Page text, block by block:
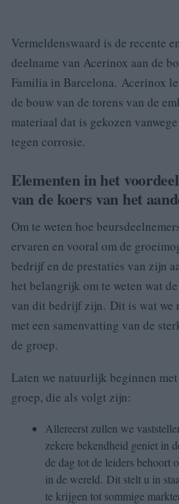
Vermeldenswaard is de recente
deelname van Acerinox aan de
Familia in Barcelona. Acerinox
de bouw van de torens van de
materiaal dat is gekozen
tegen corrosie.
Elementen in het
van de koers van het
Om te weten hoe
ervaren en vooral om de
bedrijf en de prestaties van zijn
het belangrijk om te weten wat
van dit bedrijf zijn. Dit is wat we
met een samenvatting van de
de groep.
Laten we natuurlijk beginnen
groep, die als volgt zijn:
Allereerst zullen we
zekere bekendheid geniet in
de dag tot de leiders behoort
in de wereld. Dit stelt u in
te krijgen tot sommige